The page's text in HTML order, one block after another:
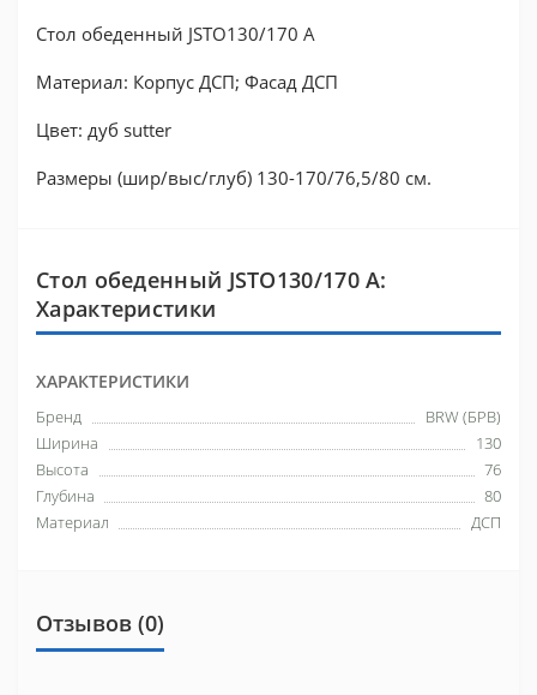
Стол обеденный JSTO130/170 A
Материал: Корпус ДСП; Фасад ДСП
Цвет: дуб sutter
Размеры (шир/выс/глуб) 130-170/76,5/80 см.
Стол обеденный JSTO130/170 A:
Характеристики
ХАРАКТЕРИСТИКИ
Бренд
BRW (БРВ)
Ширина
130
Высота
76
Глубина
80
Материал
ДСП
Отзывов (0)